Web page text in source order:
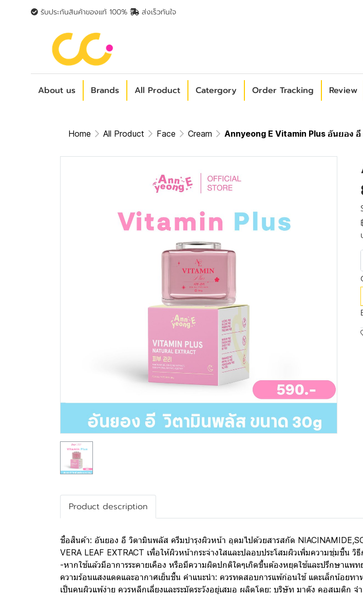
รับประกันสินค้าของแท้ 100% ส่งเร็วทันใจ
About us Brands All Product Catergory Order Tracking Review
Home All Product Face Cream Annyeong E Vitamin Plus อันยอง
Product description
ชื่อสินค้า: อันยอง อี วิตามินพลัส ครีมบำรุงผิวหน้า อุดมไปด้วยสารสกัด
VERA LEAF EXTRACT เพื่อให้ผิวหน้ากระจ่างใสและปลอบประโสมผิวเพิ่มความชุ่มชื้น
-หากใช้แล้วมีอาการระคายเคือง หรือมีความผิดปกติใดๆเกิดขึ้นต้องหยุดใช้และปรึกษาแ
ความร้อนแสงแดดและอากาศเย็นชื้น คำแนะนำ: ควรทดสอบการแพ้ก่อนใช้ แตะเล็กน้อย
เป็นคนผิวแพ้ง่าย ควรหลีกเลี่ยงและระมัดระวังอยู่เสมอ ผลิตโดย: บริษัท มาตัง คอสเมติก